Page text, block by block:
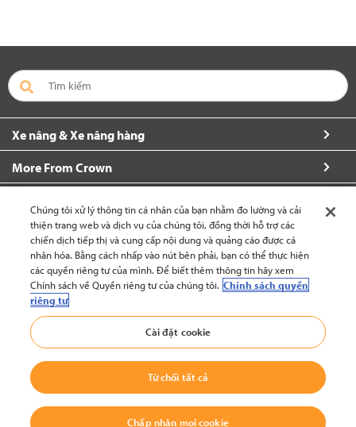
Xe nâng & Xe nâng hàng
More From Crown
Yêu cầu thêm thông tin
Việt Nam (thay đổi)
Trở lại đầu trang
© 2002-2026 Crown Equipment Corporation
Chính sách Bảo vệ Dữ liệu Cá nhân|Điều kiện Sử dụng|Chính Sách Sử
Chúng tôi xử lý thông tin cá nhân của bạn nhằm đo lường và cải
thiện trang web và dịch vụ của chúng tôi, đồng thời hỗ trợ các
chiến dịch tiếp thị và cung cấp nội dung và quảng cáo được cá
nhân hóa. Bằng cách nhấp vào nút bên phải, bạn có thể thực hiện
các quyền riêng tư của mình. Để biết thêm thông tin hãy xem
Chính sách về Quyền riêng tư của chúng tôi. Chính sách quyền
riêng tư
Cài đặt cookie
Từ chối tất cả
Chấp nhận mọi cookie